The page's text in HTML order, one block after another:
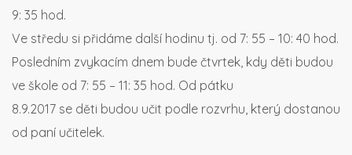
9: 35 hod.
Ve středu si přidáme další hodinu tj. od 7: 55 – 10: 40 hod.
Posledním zvykacím dnem bude čtvrtek, kdy děti budou
ve škole od 7: 55 – 11: 35 hod. Od pátku
8.9.2017 se děti budou učit podle rozvrhu, který dostanou
od paní učitelek.